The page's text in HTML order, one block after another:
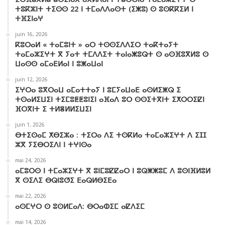
ⵜⵓⴽⵣⵏⵜ ⵜⵉⵙⵙ 22 ⵏ ⵜⵎⴰⴷⴷⴰⵙⵜ (ⵉⵥⵓ) ⵙ ⵓⵙⴽⴽⵉⵍ ⵏ
ⵜⴼⵉⵏⴰⵖ
juin 16, 2026
ⴽⵓⵔⴰⵍ « ⵜⴰⵎⵓⵏⵜ » ⴰⵔ ⵜⵙⵙⵉⴷⴷⵉⵔ ⵜⴰⴽⵜⴰⵢⵜ
ⵜⴰⵎⴰⵣⵉⵖⵜ ⴳ ⵢⴰⵜ ⵜⵎⴷⴷⵉⵜ ⵜⴰⵏⴰⵥⵓⵕⵜ ⵙ ⴰⵙⴼⵓⴳⵍⵓ ⵙ
ⵡⴰⵙⵙ ⴰⵎⴰⴹⵍⴰⵏ ⵏ ⵓⵥⴰⵡⴰⵏ
juin 12, 2026
ⵉⵖⵔⴰ ⵓⴳⵔⴰⵡ ⴰⵎⴰⵜⵜⴰⵢ ⵏ ⵓⵎⵢⴰⵡⴰⴹ ⴰⵙⵍⵉⵥⵕ ⵉ
ⵜⵙⴰⵍⵉⵡⵉⵏ ⵜⵉⵎⵓⵟⵟⵓⵏⵉⵏ ⴰⴼⴰⴷ ⵓⵔ ⵙⵙⵉⵜⴳⵏⵜ ⵉⵅⵔⵔⵉⵇⵏ
ⴼⵔⴳⵏⵜ ⵉ ⵜⵍⴻⵍⵍⵉⵡⵉⵏ
juin 1, 2026
ⴱⵜⵉⵙⴰⵎ ⵅⴱⵉⵣⴰ : ⵜⵉⵔⴰ ⴷⵉ ⵜⵙⴽⵍⴰ ⵜⴰⵎⴰⵣⵉⵖⵜ ⴷ ⵉⵊⵊ
ⵣⴳ ⵢⵉⴱⵔⵉⴷⵏ ⵏ ⵜⵖⵏⵙⴰ
mai 24, 2026
ⴰⵎⵓⵔⵙ ⵏ ⵜⵎⴰⵣⵉⵖⵜ ⴳ ⵓⵏⵎⵓⵇⵇⴰⵔ ⵏ ⵓⵕⵥⵥⵓⵎ ⴷ ⵓⵙⵏⴼⵍⵓⵍ
ⴳ ⵙⵉⴷⵉ ⴱⵕⵏⵓⵚⵉ ⴹⴰⵕⵍⴱⵉⴹⴰ
mai 22, 2026
ⴰⵙⵎⵖⵔ ⵙ ⵓⵙⵍⵎⴰⴷ: ⴱⵔⴰⵀⵉⵎ ⴰⵇⴷⵉⵎ
mai 14, 2026